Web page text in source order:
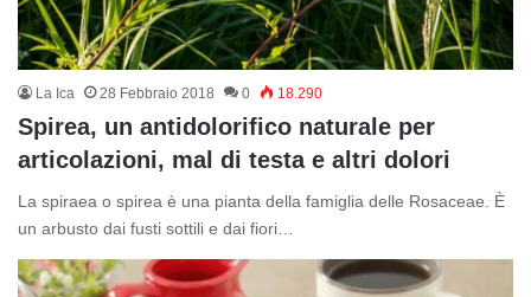
La Ica 28 Febbraio 2018 0 18.290
Spirea, un antidolorifico naturale per
articolazioni, mal di testa e altri dolori
La spiraea o spirea è una pianta della famiglia delle Rosaceae. È
un arbusto dai fusti sottili e dai fiori…